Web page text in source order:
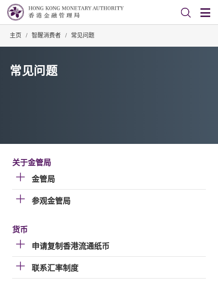
主页 / 智醒消费者 / 常见问题
常见问题
关于金管局
金管局
参观金管局
货币
申请复制香港流通纸币
联系汇率制度